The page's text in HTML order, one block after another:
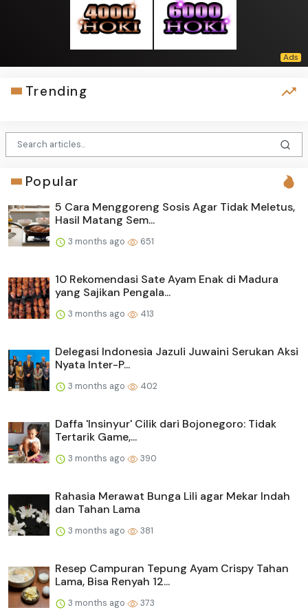
Trending
Popular
5 Cara Menggoreng Sosis Agar Tidak Meletus,
Hasil Matang Sem...
3 months ago 651
10 Rekomendasi Sate Ayam Enak di Madura
yang Sajikan Pengala...
3 months ago 413
Delegasi Indonesia Jazuli Juwaini Serukan Aksi
Nyata Inter-P...
3 months ago 402
Daffa 'Insinyur' Cilik dari Bojonegoro: Tidak
Tertarik Game,...
3 months ago 390
Rahasia Merawat Bunga Lili agar Mekar Indah
dan Tahan Lama
3 months ago 381
Resep Campuran Tepung Ayam Crispy Tahan
Lama, Bisa Renyah 12...
3 months ago 373